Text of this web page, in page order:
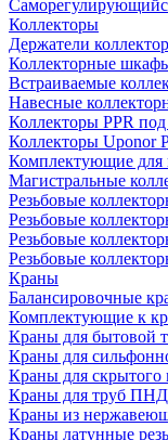
Коллекторы
Держатели
Коллекторные
Встраиваемые
Навесные
Коллекторы PPR под
Коллекторы Uponor
Комплектующие для
Магистральные
Резьбовые
Резьбовые
Резьбовые
Резьбовые
Краны
Балансировочные
Комплектующие к
Краны для бытовой
Краны для
Краны для скрытого
Краны для труб ПНД
Краны из
Краны латунные